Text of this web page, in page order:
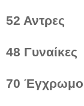
52 Αντρες
48 Γυναίκες
70